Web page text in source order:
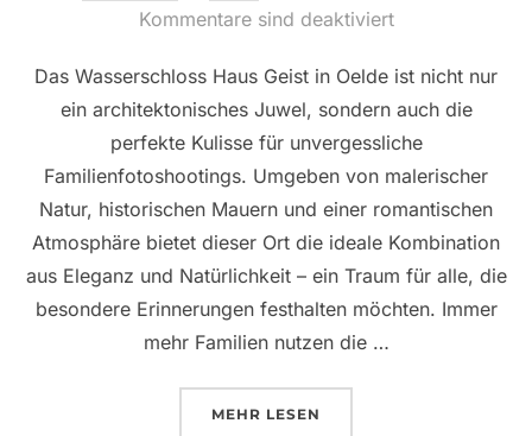
am
Kommentare sind deaktiviert
Das Wasserschloss Haus Geist in Oelde ist nicht nur
ein architektonisches Juwel, sondern auch die
perfekte Kulisse für unvergessliche
Familienfotoshootings. Umgeben von malerischer
Natur, historischen Mauern und einer romantischen
Atmosphäre bietet dieser Ort die ideale Kombination
aus Eleganz und Natürlichkeit – ein Traum für alle, die
besondere Erinnerungen festhalten möchten. Immer
mehr Familien nutzen die …
MEHR ÜBER „EINZIGARTIGE
LESEN